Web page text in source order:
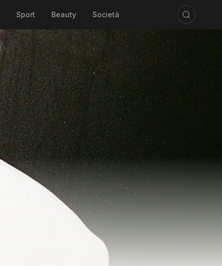
Sport Beauty Società